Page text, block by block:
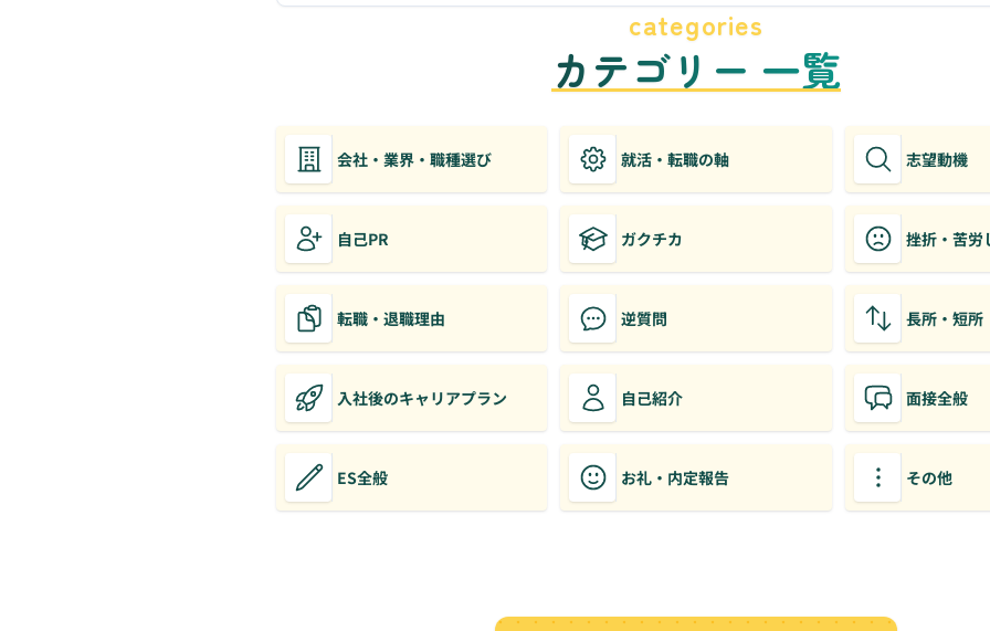
categories
カテゴリー 一覧
会社・業界・職種選び 就活・転職の軸 志望動機
自己PR ガクチカ 挫折・苦労
転職・退職理由 逆質問 長所・短所
入社後のキャリアプラン 自己紹介 面接全般
ES全般 お礼・内定報告 その他